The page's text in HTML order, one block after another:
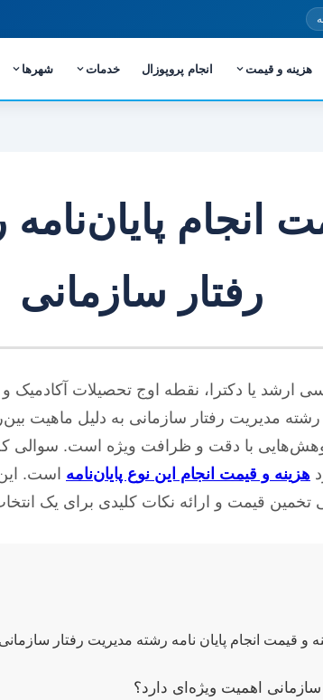
هزینه و قیمت انجام پروپوزال خدمات شهرها
انجام
رفتار سازمانی
ارشد یا دکترا، نقطه اوج تحصیلات آکادمیک و
مدیریت رفتار سازمانی به دلیل ماهیت
با دقت و ظرافت ویژه است. سوالی
هزینه و قیمت انجام این نوع پایان‌نامه است.
تخمین قیمت و ارائه نکات کلیدی برای یک
سازمانی اهمیت ویژه‌ای دارد؟